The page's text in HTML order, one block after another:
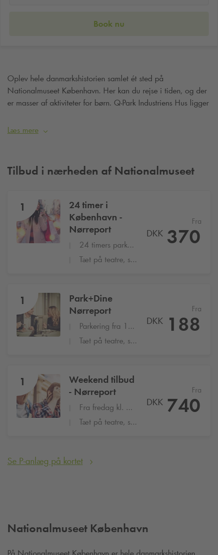
Book nu
Oplev hele danmarkshistorien samlet ét sted på
Nationalmuseet København. Her kan du rejse i tiden, og der
er masser af aktiviteter for børn. Q-Park Industriens Hus ligger
Læs mere
Tilbud i nærheden af Nationalmuseet
1
24 timer i
København -
Nørreport
24 timers parkering på Q-ParkNørreport
Tæt på teatre, shopping og restauranter
Fra
DKK 370
1
Park+Dine
Nørreport
Parkering fra 17:00 til 22:00
Tæt på teatre, shopping og restauranter
Fra
DKK 188
1
Weekend tilbud
- Nørreport
Fra fredag kl. 16:00 til mandag kl. 8:00
Tæt på teatre, shopping og restauranter
Fra
DKK 740
Se P-anlæg på kortet
Nationalmuseet København